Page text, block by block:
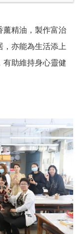
薰精油，製作富治
，亦能為生活添上
有助維持身心靈健